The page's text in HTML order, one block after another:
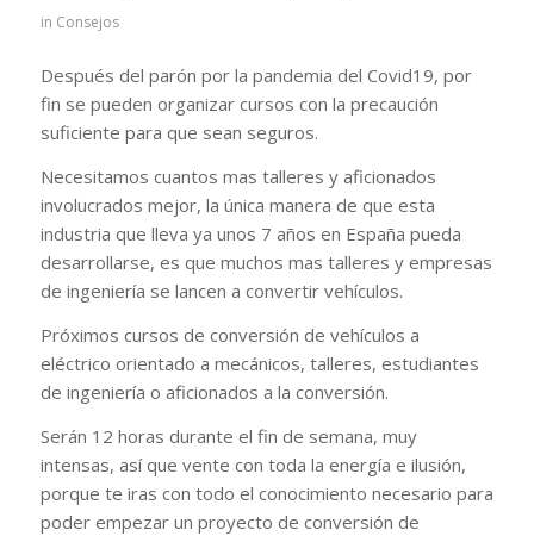
in Consejos
Después del parón por la pandemia del Covid19, por
fin se pueden organizar cursos con la precaución
suficiente para que sean seguros.
Necesitamos cuantos mas talleres y aficionados
involucrados mejor, la única manera de que esta
industria que lleva ya unos 7 años en España pueda
desarrollarse, es que muchos mas talleres y empresas
de ingeniería se lancen a convertir vehículos.
Próximos cursos de conversión de vehículos a
eléctrico orientado a mecánicos, talleres, estudiantes
de ingeniería o aficionados a la conversión.
Serán 12 horas durante el fin de semana, muy
intensas, así que vente con toda la energía e ilusión,
porque te iras con todo el conocimiento necesario para
poder empezar un proyecto de conversión de